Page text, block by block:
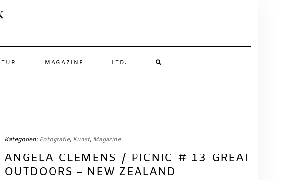
MAGAZINE LTD.
Kategorien:Fotografie, Kunst, Magazine
ANGELA CLEMENS / PICNIC # 13 GREAT
OUTDOORS – NEW ZEALAND